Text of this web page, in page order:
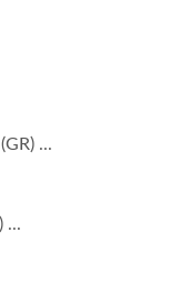
...
...